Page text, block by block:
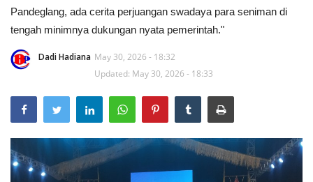
Budaya
Wisata
Kontak
Kecamatan
Pandeglang, ada cerita perjuangan swadaya para seniman di
tengah minimnya dukungan nyata pemerintah."
Dadi Hadiana May 30, 2026 - 18:32
Updated: May 30, 2026 - 18:33